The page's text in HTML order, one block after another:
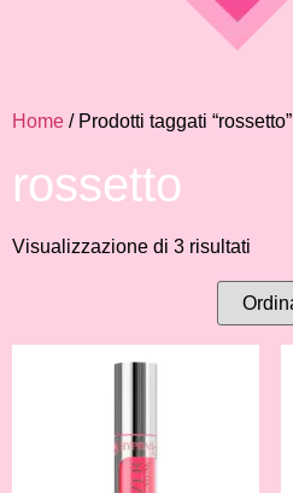
Home / Prodotti taggati “rossetto”
rossetto
Visualizzazione di 3 risultati